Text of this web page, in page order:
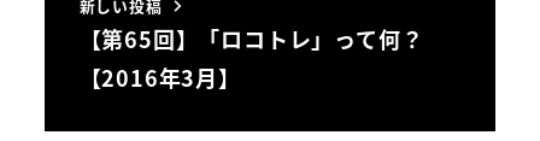
新しい投稿
【第65回】「ロコトレ」って何？
【2016年3月】